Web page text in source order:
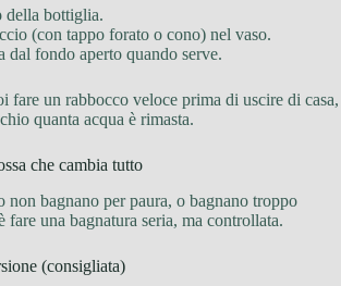
della bottiglia.
(con tappo forato o cono) nel vaso.
dal fondo aperto quando serve.
fare un rabbocco veloce prima di uscire di casa,
quanta acqua è rimasta.
che cambia tutto
bagnano per paura, o bagnano troppo
fare una bagnatura seria, ma controllata.
(consigliata)